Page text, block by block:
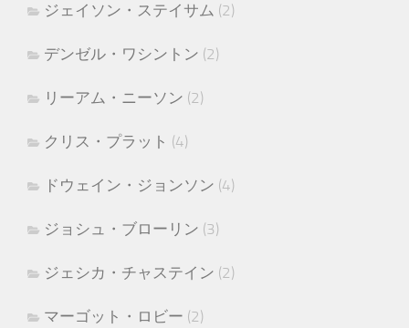
ジェイソン・ステイサム (2)
デンゼル・ワシントン (2)
リーアム・ニーソン (2)
クリス・プラット (4)
ドウェイン・ジョンソン (4)
ジョシュ・ブローリン (3)
ジェシカ・チャステイン (2)
マーゴット・ロビー (2)